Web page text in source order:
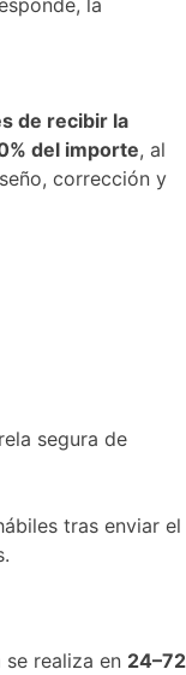
de recibir la
del importe, al
corrección y
segura de
tras enviar el
se realiza en 24–72